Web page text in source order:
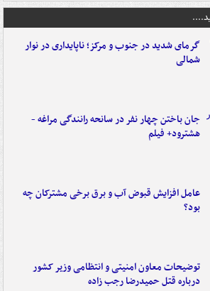
گرمای شدید در جنوب و مرکز؛ ناپایداری در نوار
شمالی
جان باختن چهار نفر در سانحه رانندگی مراغه -
هشترود+ فیلم
عامل افزایش قبوض آب و برق برخی مشترکان چه
بود؟
توضیحات معاون امنیتی و انتظامی وزیر کشور
درباره قتل حمیدرضا رجب زاده